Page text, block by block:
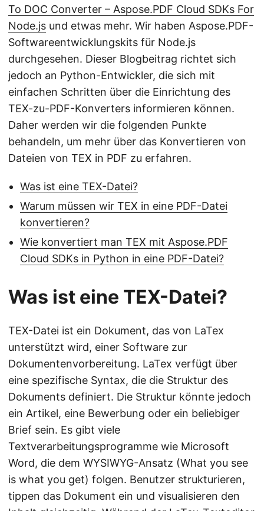
To DOC Converter – Aspose.PDF Cloud SDKs For
Node.js und etwas mehr. Wir haben Aspose.PDF-
Softwareentwicklungskits für Node.js
durchgesehen. Dieser Blogbeitrag richtet sich
jedoch an Python-Entwickler, die sich mit
einfachen Schritten über die Einrichtung des
TEX-zu-PDF-Konverters informieren können.
Daher werden wir die folgenden Punkte
behandeln, um mehr über das Konvertieren von
Dateien von TEX in PDF zu erfahren.
Was ist eine TEX-Datei?
Warum müssen wir TEX in eine PDF-Datei
konvertieren?
Wie konvertiert man TEX mit Aspose.PDF
Cloud SDKs in Python in eine PDF-Datei?
Was ist eine TEX-Datei?
TEX-Datei ist ein Dokument, das von LaTex
unterstützt wird, einer Software zur
Dokumentenvorbereitung. LaTex verfügt über
eine spezifische Syntax, die die Struktur des
Dokuments definiert. Die Struktur könnte jedoch
ein Artikel, eine Bewerbung oder ein beliebiger
Brief sein. Es gibt viele
Textverarbeitungsprogramme wie Microsoft
Word, die dem WYSIWYG-Ansatz (What you see
is what you get) folgen. Benutzer strukturieren,
tippen das Dokument ein und visualisieren den